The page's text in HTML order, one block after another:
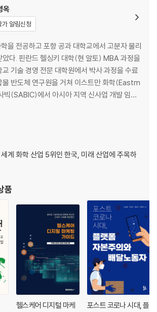
옥
가 알림신청
을 전공하고 포항 공과 대학교에서 고분자 물리
았다. 핀란드 헬싱키 대학(현 알토) MBA 과정을
기술 경영 전문 대학원에서 박사 과정을 수료
물 반도체 연구원을 거쳐 이스트만 화학(Eastm
(SABIC)에서 아시아 지역 신사업 개발 임원
팅연구소 대표, 바이오마케팅랩 최고 전략 책
이버대학교 융합정보대학원 외래 교수, 《사이
가이드』, 『헬스케어
계 화학 산업 5위인 한국, 미래 산업에 주목하
품
헬스케어 디지털 마케
포스트 코로나 시대, 플